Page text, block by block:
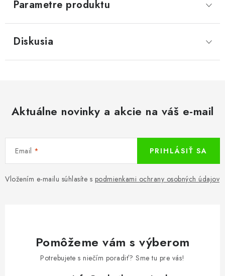
Parametre produktu
Diskusia
Aktuálne novinky a akcie na váš e-mail
Email
Vložením e-mailu súhlasíte s podmienkami ochrany osobných údajov
PRIHLÁSIŤ SA
Pomôžeme vám s výberom
Potrebujete s niečím poradiť? Sme tu pre vás!